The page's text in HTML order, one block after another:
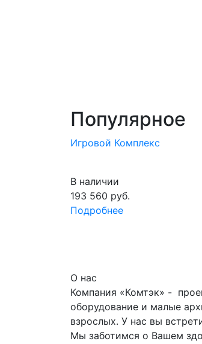
Популярное
Игровой Комплекс
В наличии
193 560 руб.
Подробнее
О нас
Компания «Комтэк» -
оборудование и малые
взрослых. У нас вы
Мы заботимся о Вашем